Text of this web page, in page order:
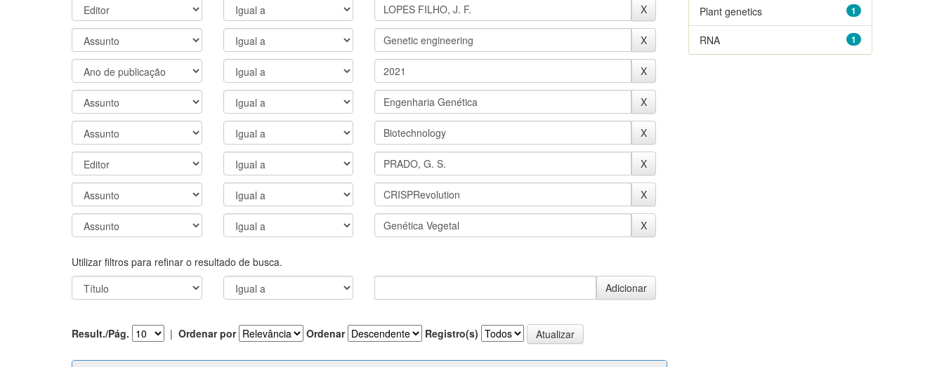
Utilizar filtros para refinar o resultado de busca.
Result./Pág. | Ordenar por Ordenar Registro(s)
1
Plant genetics
1
RNA